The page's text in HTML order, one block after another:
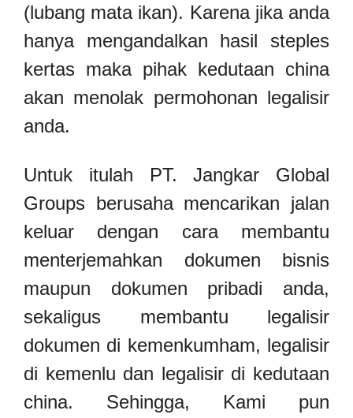
(lubang mata ikan). Karena jika anda
hanya mengandalkan hasil steples
kertas maka pihak kedutaan china
akan menolak permohonan legalisir
anda.
Untuk itulah PT. Jangkar Global
Groups berusaha mencarikan jalan
keluar dengan cara membantu
menterjemahkan dokumen bisnis
maupun dokumen pribadi anda,
sekaligus membantu legalisir
dokumen di kemenkumham, legalisir
di kemenlu dan legalisir di kedutaan
china. Sehingga, Kami pun